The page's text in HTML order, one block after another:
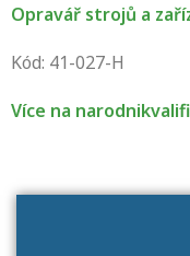
Opravář strojů a
Kód: 41-027-H
Více na
Projděte si
Víte, jaké